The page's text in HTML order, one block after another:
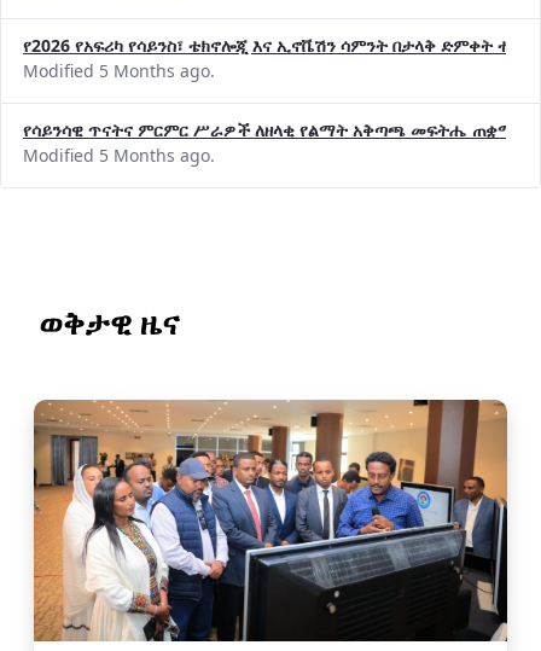
የ2026 የአፍሪካ የሳይንስ፣ ቴክኖሎጂ እና ኢኖቬሽን ሳምንት በታላቅ ድምቀት
Modified 5 Months ago.
የሳይንሳዊ ጥናትና ምርምር ሥራዎች ለዘላቂ የልማት አቅጣጫ መፍትሔ ጠቋሚ
Modified 5 Months ago.
ወቅታዊ ዜና